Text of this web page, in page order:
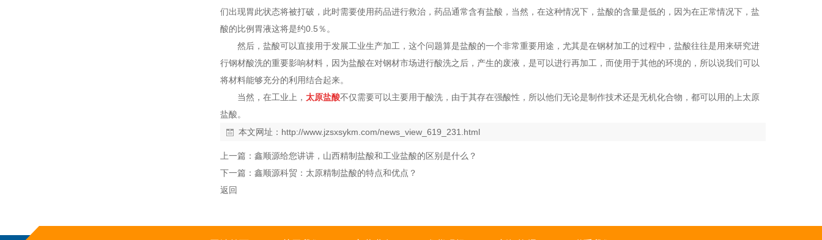
们出现胃此状态将被打破，此时需要使用药品进行救治，药品通常含有盐酸，当然，在这种情况下，盐酸的含量是低的，因为在正常情况下，盐
酸的比例胃液这将是约0.5％。
然后，盐酸可以直接用于发展工业生产加工，这个问题算是盐酸的一个非常重要用途，尤其是在钢材加工的过程中，盐酸往往是用来研究进
行钢材酸洗的重要影响材料，因为盐酸在对钢材市场进行酸洗之后，产生的废液，是可以进行再加工，而使用于其他的环境的，所以说我们可以
将材料能够充分的利用结合起来。
当然，在工业上， 太原盐酸不仅需要可以主要用于酸洗，由于其存在强酸性，所以他们无论是制作技术还是无机化合物，都可以用的上太原
盐酸。
本文网址： http://www.jzsxsykm.com/news_view_619_231.html
上一篇： 鑫顺源给您讲讲，山西精制盐酸和工业盐酸的区别是什么？
下一篇： 鑫顺源科贸：太原精制盐酸的特点和优点？
返回